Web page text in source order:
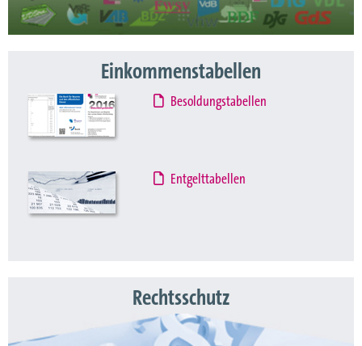
Einkommenstabellen
Besoldungstabellen
Entgelttabellen
Rechtsschutz